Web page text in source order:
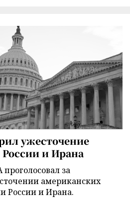
ужесточение
и Ирана
за
американских
России и Ирана.